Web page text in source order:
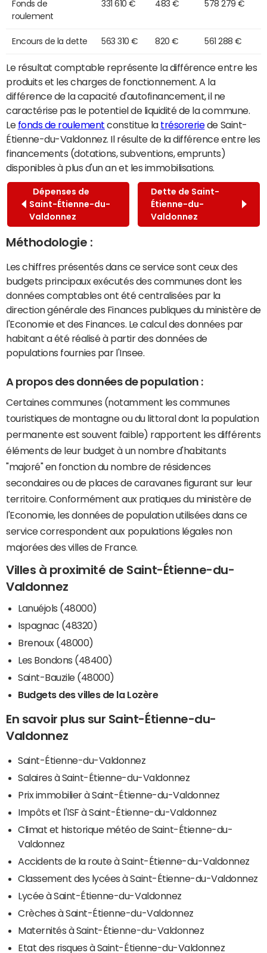
Fonds de
roulement
331 610 € 483 € 578 279 €
Encours de la dette 563 310 € 820 € 561 288 €
Le résultat comptable représente la différence entre les
produits et les charges de fonctionnement. A la
différence de la capacité d'autofinancement, il ne
caractérise pas le potentiel de liquidité de la commune.
Le fonds de roulement constitue la trésoreriede Saint-
Étienne-du-Valdonnez. Il résulte de la différence entre les
financements (dotations, subventions, emprunts)
disponibles à plus d'un an et les immobilisations.
Dépenses de
Saint-Étienne-du-
Valdonnez
Dette de Saint-
Étienne-du-
Valdonnez
Méthodologie :
Les chiffres présentés dans ce service sont ceux des
budgets principaux exécutés des communes dont les
données comptables ont été centralisées par la
direction générale des Finances publiques du ministère de
l'Economie et des Finances. Le calcul des données par
habitant a été réalisé à partir des données de
populations fournies par l'Insee.
A propos des données de population :
Certaines communes (notamment les communes
touristiques de montagne ou du littoral dont la population
permanente est souvent faible) rapportent les différents
éléments de leur budget à un nombre d'habitants
"majoré" en fonction du nombre de résidences
secondaires ou de places de caravanes figurant sur leur
territoire. Conformément aux pratiques du ministère de
l'Economie, les données de population utilisées dans ce
service correspondent aux populations légales non
majorées des villes de France.
Villes à proximité de Saint-Étienne-du-
Valdonnez
Lanuéjols (48000)
Ispagnac (48320)
Brenoux (48000)
Les Bondons (48400)
Saint-Bauzile (48000)
Budgets des villes de la Lozère
En savoir plus sur Saint-Étienne-du-
Valdonnez
Saint-Étienne-du-Valdonnez
Salaires à Saint-Étienne-du-Valdonnez
Prix immobilier à Saint-Étienne-du-Valdonnez
Impôts et l'ISF à Saint-Étienne-du-Valdonnez
Climat et historique météo de Saint-Étienne-du-
Valdonnez
Accidents de la route à Saint-Étienne-du-Valdonnez
Classement des lycées à Saint-Étienne-du-Valdonnez
Lycée à Saint-Étienne-du-Valdonnez
Crèches à Saint-Étienne-du-Valdonnez
Maternités à Saint-Étienne-du-Valdonnez
Etat des risques à Saint-Étienne-du-Valdonnez